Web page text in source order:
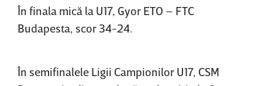
În finala mică la U17, Gyor ETO – FTC
Budapesta, scor 34-24.
În semifinalele Ligii Campionilor U17, CSM